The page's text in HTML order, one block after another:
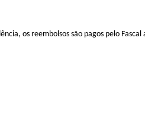
os reembolsos são pagos pelo